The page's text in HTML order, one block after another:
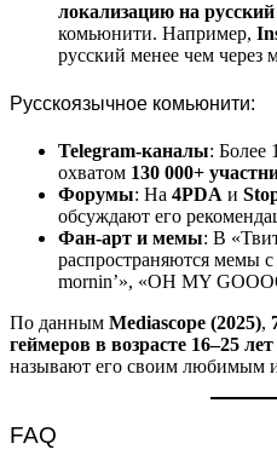
локализацию на
комьюнити. Например,
русский менее чем через
Русскоязычное комьюнити:
Telegram-каналы: Более
охватом 130 000+
Форумы: На 4PDA и
обсуждают его
Фан-арт и мемы: В
распространяются мемы
mornin’», «OH MY
По данным Mediascope (2025),
геймеров в возрасте 16–25 лет
называют его своим любимым
FAQ